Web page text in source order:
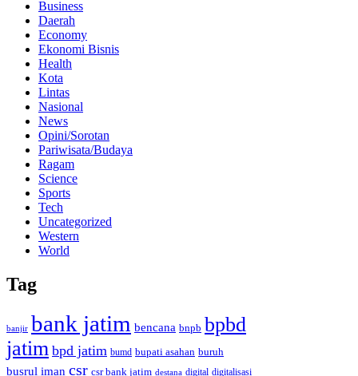
Business
Daerah
Economy
Ekonomi Bisnis
Health
Kota
Lintas
Nasional
News
Opini/Sorotan
Pariwisata/Budaya
Ragam
Science
Sports
Tech
Uncategorized
Western
World
Tag
banjir bank jatim bencana bnpb bpbd
jatim bpd jatim bumd bupati asahan buruh
busrul iman csr csr bank jatim destana digital digitalisasi